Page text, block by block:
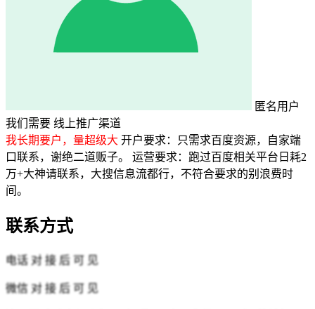
匿名用户
我们需要 线上推广渠道
我长期要户，量超级大 开户要求：只需求百度资源，自家端
口联系，谢绝二道贩子。 运营要求：跑过百度相关平台日耗2
万+大神请联系，大搜信息流都行，不符合要求的别浪费时
间。
联系方式
电话 对 接 后 可 见
微信 对 接 后 可 见